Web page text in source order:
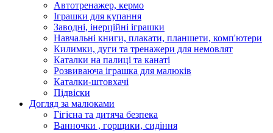
Автотренажер, кермо
Іграшки для купання
Заводні, інерційні іграшки
Навчальні книги, плакати, планшети, комп'ютери
Килимки, дуги та тренажери для немовлят
Каталки на палиці та канаті
Розвиваюча іграшка для малюків
Каталки-штовхачі
Підвіски
Догляд за малюками
Гігієна та дитяча безпека
Ванночки , горщики, сидіння